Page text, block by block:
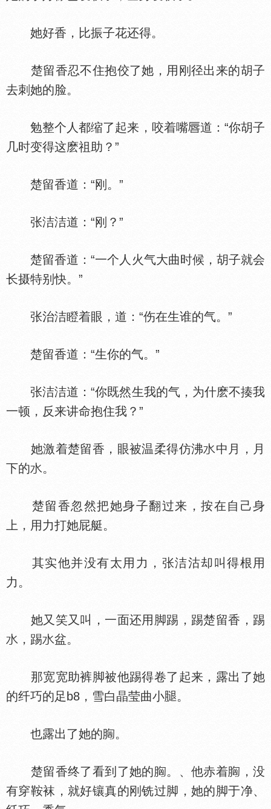
她好香，比振子花还得。
楚留香忍不住抱佼了她，用刚径出来的胡子
去刺她的脸。
勉整个人都缩了起来，咬着嘴
道：“你胡子
几时变得这麽祖助？”
楚留香道：“刚。”
张洁洁道：“刚？”
楚留香道：“一个人火气大曲时候，胡子就会
长摄特别快。”
张治洁瞪着眼，道：“伤在生谁的气。”
楚留香道：“生你的气。”
张洁洁道：“你既然生我的气，为什麽不揍我
一顿，反来讲命抱住我？”
她激着楚留香，眼被温柔得仿沸
中月，月
下的
。
楚留香忽然把她身子翻过来，按在自己身
上，用力打她屁艇。
其实他并没有太用力，张洁沽却叫得根用
力。
她又笑又叫，一面还用脚踢，踢楚留香，踢
，踢
盆。
那宽宽助裤脚被他踢得卷了起来，露出了她
的纤巧的足b8，雪白晶莹曲小
。
也露出了她的 。
楚留香终了看到了她的 。、他赤着
，没
有穿鞍袜，就好镶真的刚铣过脚，她的脚于净、